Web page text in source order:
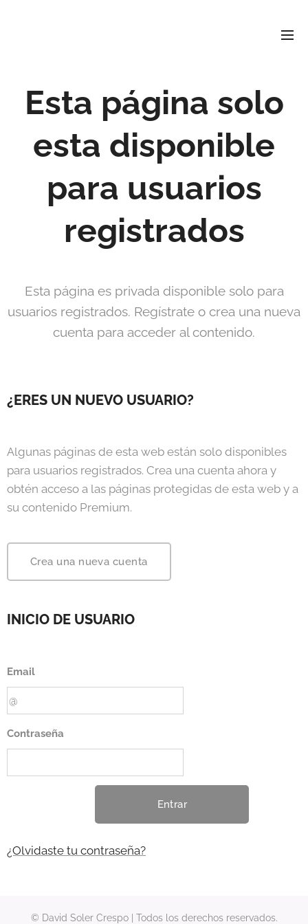
Esta página solo
esta disponible
para usuarios
registrados
Esta página es privada disponible solo para
usuarios registrados. Regístrate o crea una nueva
cuenta para acceder al contenido.
¿ERES UN NUEVO USUARIO?
Algunas páginas de esta web están solo disponibles
para usuarios registrados. Crea una cuenta ahora y
obtén acceso a las páginas protegidas de esta web y a
su contenido Premium.
Crea una nueva cuenta
INICIO DE USUARIO
Email
Contraseña
Entrar
¿Olvidaste tu contraseña?
© David Soler Crespo | Todos los derechos reservados.